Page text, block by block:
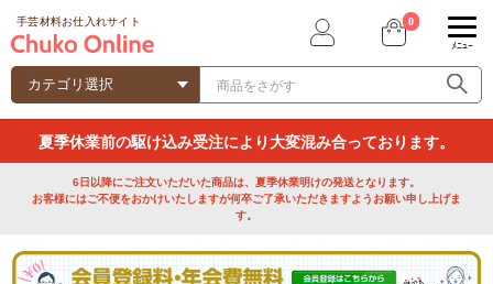
手芸材料お仕入れサイト 0
ﾒﾆｭｰ
夏季休業前の駆け込み受注により大変混み合っております。
6日以降にご注文いただいた商品は、夏季休業明けの発送となります。
お客様にはご不便をおかけいたしますが何卒ご了承いただきますようお願い申し上げま
す。